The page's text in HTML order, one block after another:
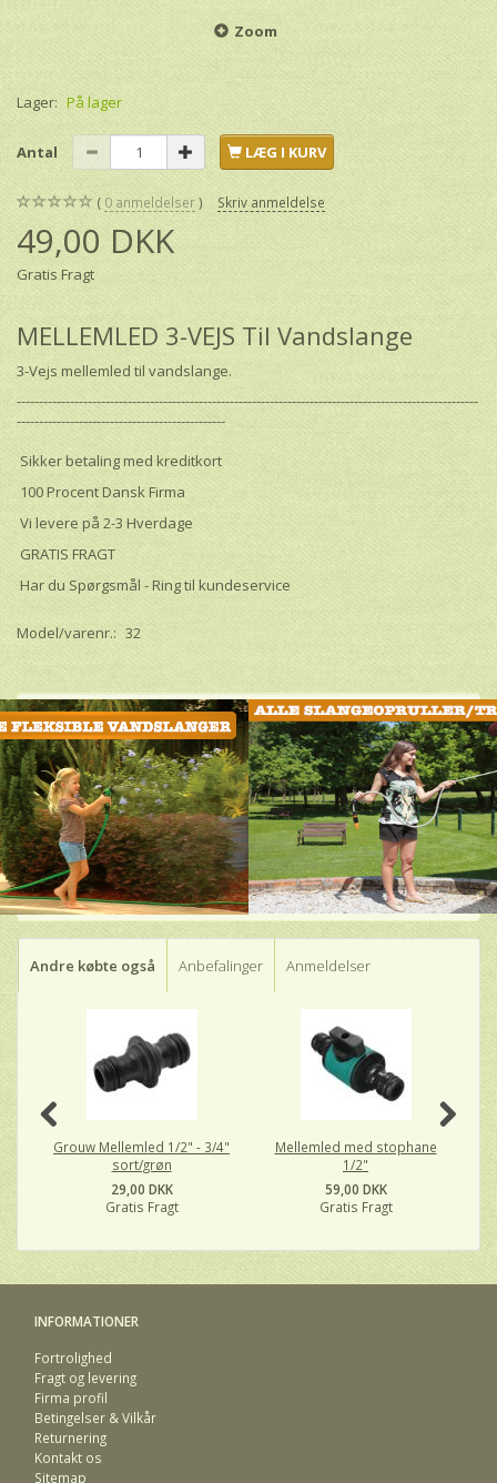
Zoom
Lager: På lager
Antal LÆG I KURV
0 anmeldelser Skriv anmeldelse
49,00 DKK
Gratis Fragt
MELLEMLED 3-VEJS Til Vandslange
3-Vejs mellemled til vandslange.
--------------------------------------------------------------------------------------------------------
-----------------------------------------------
Sikker betaling med kreditkort
100 Procent Dansk Firma
Vi levere på 2-3 Hverdage
GRATIS FRAGT
Har du Spørgsmål - Ring til kundeservice
Model/varenr.: 32
Andre købte også Anbefalinger Anmeldelser
Grouw Mellemled 1/2" - 3/4"
sort/grøn
29,00 DKK
Gratis Fragt
Mellemled med stophane
1/2"
59,00 DKK
Gratis Fragt
INFORMATIONER
Fortrolighed
Fragt og levering
Firma profil
Betingelser & Vilkår
Returnering
Kontakt os
Sitemap